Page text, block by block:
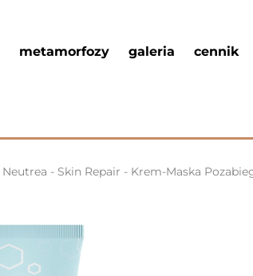
metamorfozy galeria cennik
Neutrea - Skin Repair - Krem-Maska